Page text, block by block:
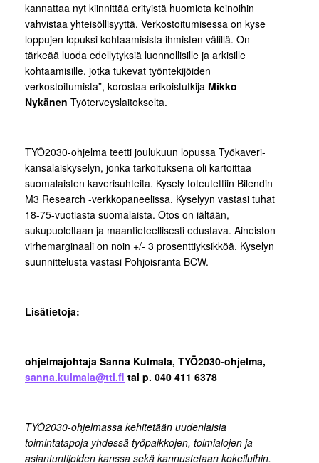
kannattaa nyt kiinnittää erityistä huomiota keinoihin
vahvistaa yhteisöllisyyttä. Verkostoitumisessa on kyse
loppujen lopuksi kohtaamisista ihmisten välillä. On
tärkeää luoda edellytyksiä luonnollisille ja arkisille
kohtaamisille, jotka tukevat työntekijöiden
verkostoitumista”, korostaa erikoistutkija Mikko
Nykänen Työterveyslaitokselta.
TYÖ2030-ohjelma teetti joulukuun lopussa Työkaveri-
kansalaiskyselyn, jonka tarkoituksena oli kartoittaa
suomalaisten kaverisuhteita. Kysely toteutettiin Bilendin
M3 Research -verkkopaneelissa. Kyselyyn vastasi tuhat
18-75-vuotiasta suomalaista. Otos on iältään,
sukupuoleltaan ja maantieteellisesti edustava. Aineiston
virhemarginaali on noin +/- 3 prosenttiyksikköä. Kyselyn
suunnittelusta vastasi Pohjoisranta BCW.
Lisätietoja:
ohjelmajohtaja Sanna Kulmala, TYÖ2030-ohjelma,
sanna.kulmala@ttl.fi tai p. 040 411 6378
TYÖ2030-ohjelmassa kehitetään uudenlaisia
toimintatapoja yhdessä työpaikkojen, toimialojen ja
asiantuntijoiden kanssa sekä kannustetaan kokeiluihin.